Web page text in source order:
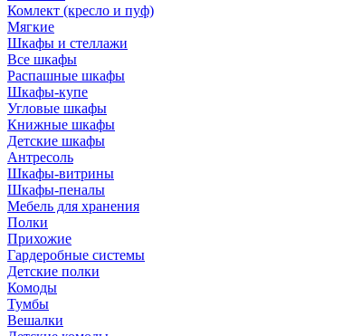
Комлект (кресло и пуф)
Мягкие
Шкафы и стеллажи
Все шкафы
Распашные шкафы
Шкафы-купе
Угловые шкафы
Книжные шкафы
Детские шкафы
Антресоль
Шкафы-витрины
Шкафы-пеналы
Мебель для хранения
Полки
Прихожие
Гардеробные системы
Детские полки
Комоды
Тумбы
Вешалки